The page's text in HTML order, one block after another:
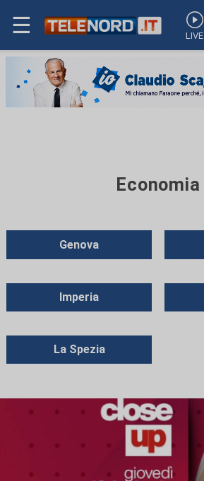
☰ LIVE
Economia
Genova
Imperia
La Spezia